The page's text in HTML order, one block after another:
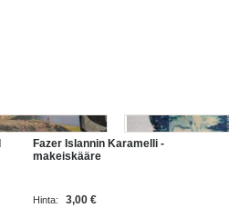
Fazer Islannin Karamelli -
makeiskääre
Hinta: 3,00 €